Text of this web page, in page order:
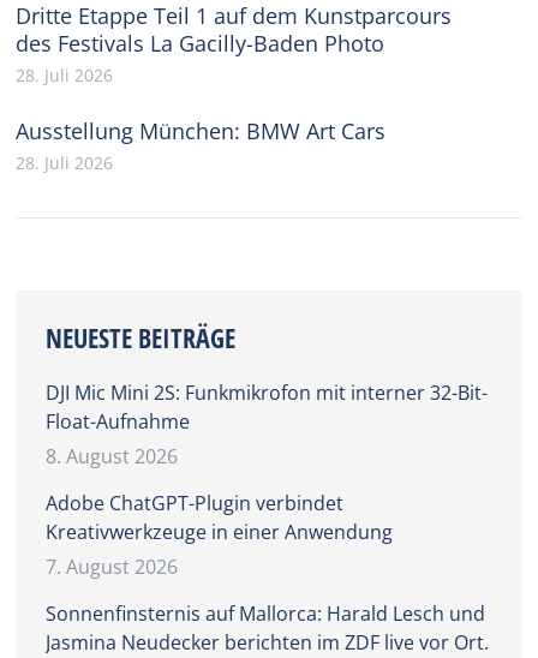
Dritte Etappe Teil 1 auf dem Kunstparcours
des Festivals La Gacilly-Baden Photo
28. Juli 2026
Ausstellung München: BMW Art Cars
28. Juli 2026
NEUESTE BEITRÄGE
DJI Mic Mini 2S: Funkmikrofon mit interner 32-Bit-
Float-Aufnahme
8. August 2026
Adobe ChatGPT-Plugin verbindet
Kreativwerkzeuge in einer Anwendung
7. August 2026
Sonnenfinsternis auf Mallorca: Harald Lesch und
Jasmina Neudecker berichten im ZDF live vor Ort.